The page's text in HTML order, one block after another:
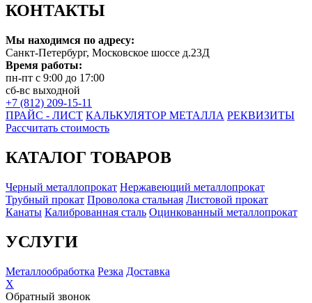
КОНТАКТЫ
Мы находимся по адресу:
Санкт-Петербург, Московское шоссе д.23Д
Время работы:
пн-пт с 9:00 до 17:00
сб-вс выходной
+7 (812) 209-15-11
ПРАЙС - ЛИСТ КАЛЬКУЛЯТОР МЕТАЛЛА РЕКВИЗИТЫ
Рассчитать стоимость
КАТАЛОГ ТОВАРОВ
Черный металлопрокат Нержавеющий металлопрокат
Трубный прокат Проволока стальная Листовой прокат
Канаты Калиброванная сталь Оцинкованный металлопрокат
УСЛУГИ
Металлообработка Резка Доставка
X
Обратный звонок